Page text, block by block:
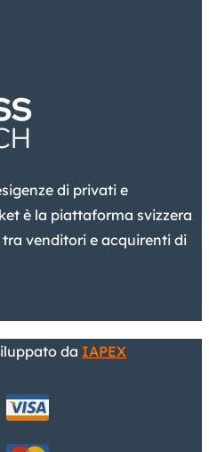
di privati e
è la piattaforma svizzera
venditori e acquirenti di
da IAPEX